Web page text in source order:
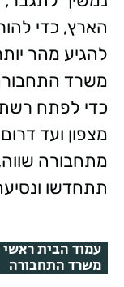
הארץ, כדי
להגיע מהר
משרד
כדי לפתח רשת
מצפון ועד
מתחבורה
תתחדשו
עמוד הבית ראשי
משרד התחבורה